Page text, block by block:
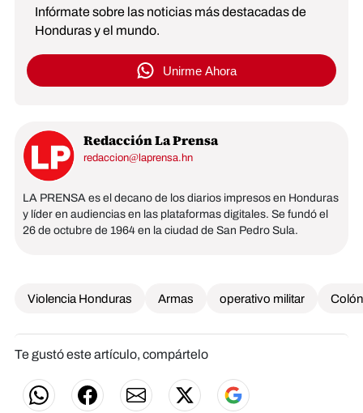
Infórmate sobre las noticias más destacadas de
Honduras y el mundo.
Unirme Ahora
Redacción La Prensa
redaccion@laprensa.hn
LA PRENSA es el decano de los diarios impresos en Honduras
y líder en audiencias en las plataformas digitales. Se fundó el
26 de octubre de 1964 en la ciudad de San Pedro Sula.
Violencia Honduras Armas operativo militar Colón
Te gustó este artículo, compártelo